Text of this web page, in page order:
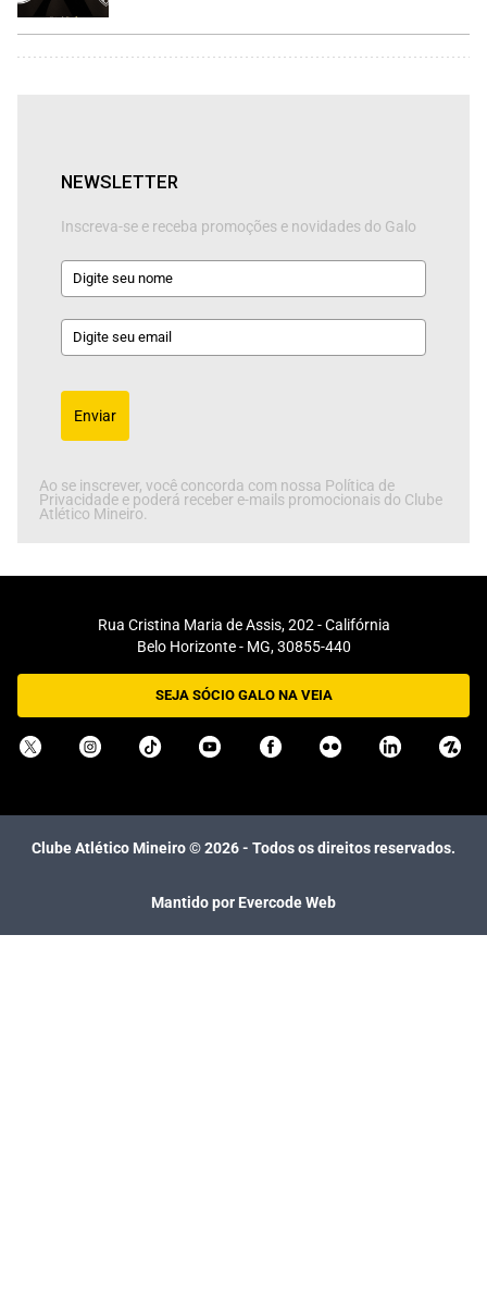
NEWSLETTER
Inscreva-se e receba promoções e novidades do Galo
Enviar
Ao se inscrever, você concorda com nossa Política de
Privacidade e poderá receber e-mails promocionais do Clube
Atlético Mineiro.
Rua Cristina Maria de Assis, 202 - Califórnia
Belo Horizonte - MG, 30855-440
SEJA SÓCIO GALO NA VEIA
Clube Atlético Mineiro ©2026- Todos os direitos reservados.
Mantido por Evercode Web